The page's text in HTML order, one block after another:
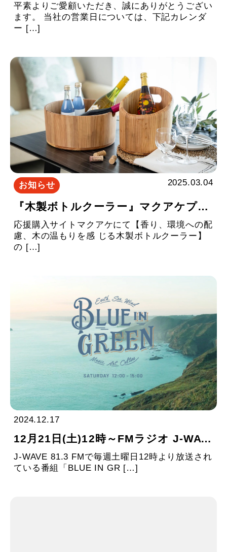
平素よりご愛顧いただき、誠にありがとうござい
ます。 当社の営業日については、下記カレンダ
ー […]
お知らせ 2025.03.04
『木製ボトルクーラー』マクアケプロジェクトをスタートしました
応援購入サイトマクアケにて【香り、環境への配
慮、木の温もりを感 じる木製ボトルクーラー】
の […]
2024.12.17
12月21日(土)12時～FMラジオ J-WAVE「BLUE IN GREEN」に当社社員が出演します
J-WAVE 81.3 FMで毎週土曜日12時より放送され
ている番組「BLUE IN GR […]